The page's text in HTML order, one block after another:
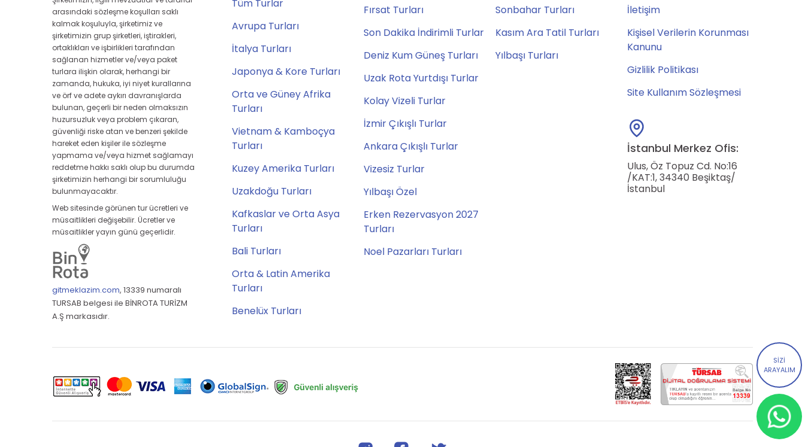
arasındaki sözleşme koşulları saklı
kalmak koşuluyla, şirketimiz ve
şirketimizin grup şirketleri, iştirakleri,
ortaklıkları ve işbirlikleri tarafından
sağlanan hizmetler ve/veya paket
turlara ilişkin olarak, herhangi bir
zamanda, hukuka, iyi niyet kurallarına
ve örf ve adete aykırı davranışlarda
bulunan, geçerli bir neden olmaksızın
huzursuzluk veya problem çıkaran,
güvenliği riske atan ve benzeri şekilde
hareket eden kişiler ile sözleşme
yapmama ve/veya hizmet sağlamayı
reddetme hakkı saklı olup bu durumda
şirketimizin herhangi bir sorumluluğu
bulunmayacaktır.
Web sitesinde görünen tur ücretleri ve
müsaitlikleri değişebilir. Ücretler ve
müsaitlikler yayın günü geçerlidir.
gitmeklazim.com, 13339 numaralı
TURSAB belgesi ile BİNROTA TURİZM
A.Ş markasıdır.
Tüm Turlar
Avrupa Turları
İtalya Turları
Japonya & Kore Turları
Orta ve Güney Afrika
Turları
Vietnam & Kamboçya
Turları
Kuzey Amerika Turları
Uzakdoğu Turları
Kafkaslar ve Orta Asya
Turları
Bali Turları
Orta & Latin Amerika
Turları
Benelüx Turları
Fırsat Turları
Son Dakika İndirimli Turlar
Deniz Kum Güneş Turları
Uzak Rota Yurtdışı Turlar
Kolay Vizeli Turlar
İzmir Çıkışlı Turlar
Ankara Çıkışlı Turlar
Vizesiz Turlar
Yılbaşı Özel
Erken Rezervasyon 2027
Turları
Noel Pazarları Turları
Sonbahar Turları
Kasım Ara Tatil Turları
Yılbaşı Turları
İletişim
Kişisel Verilerin Korunması
Kanunu
Gizlilik Politikası
Site Kullanım Sözleşmesi
İstanbul Merkez Ofis:
Ulus, Öz Topuz Cd. No:16
/KAT:1, 34340 Beşiktaş/
İstanbul
SİZİ
ARAYALIM